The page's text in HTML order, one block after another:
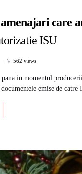
care
ISU
562 views
pana in momentul
emise de